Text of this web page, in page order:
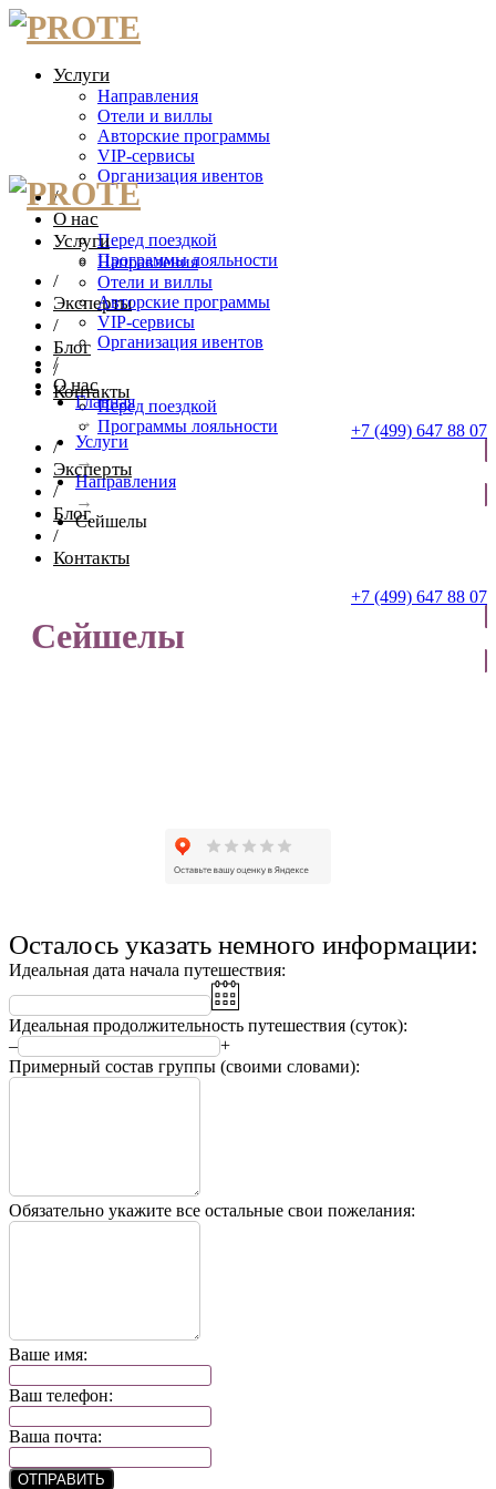
Услуги
Направления
Отели и виллы
Авторские программы
VIP-сервисы
Организация ивентов
/
О нас
Перед поездкой
Программы лояльности
/
Эксперты
/
Блог
/
Контакты
+7 (499) 647 88 07
Услуги
Направления
Отели и виллы
Авторские программы
VIP-сервисы
Организация ивентов
/
О нас
Перед поездкой
Программы лояльности
/
Эксперты
/
Блог
/
Контакты
+7 (499) 647 88 07
Главная
→
Услуги
→
Направления
→
Сейшелы
Сейшелы
Осталось указать немного информации:
Идеальная дата начала путешествия:
Идеальная продолжительность путешествия (суток):
–
+
Примерный состав группы (своими словами):
Обязательно укажите все остальные свои пожелания:
Ваше имя:
Ваш телефон:
Ваша почта:
ОТПРАВИТЬ